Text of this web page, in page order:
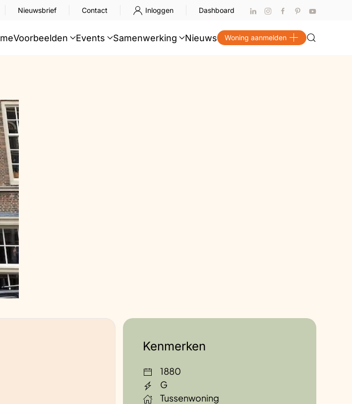
Nieuwsbrief Contact Inloggen Dashboard
Voorbeelden Events Samenwerking Nieuws Woning aanmelden
Kenmerken
1880
G
Tussenwoning